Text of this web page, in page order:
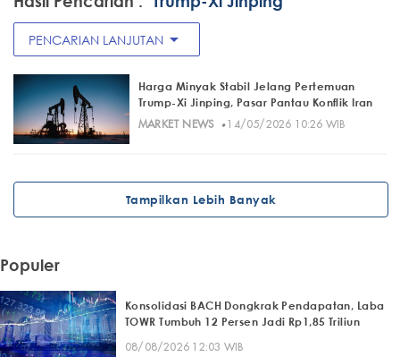
PENCARIAN LANJUTAN arrow_drop_down
Harga Minyak Stabil Jelang Pertemuan
Trump-Xi Jinping, Pasar Pantau Konflik Iran
MARKET NEWS· 14/05/2026 10:26 WIB
Tampilkan Lebih Banyak
Populer
Konsolidasi BACH Dongkrak Pendapatan, Laba
TOWR Tumbuh 12 Persen Jadi Rp1,85 Triliun
08/08/2026 12:03 WIB